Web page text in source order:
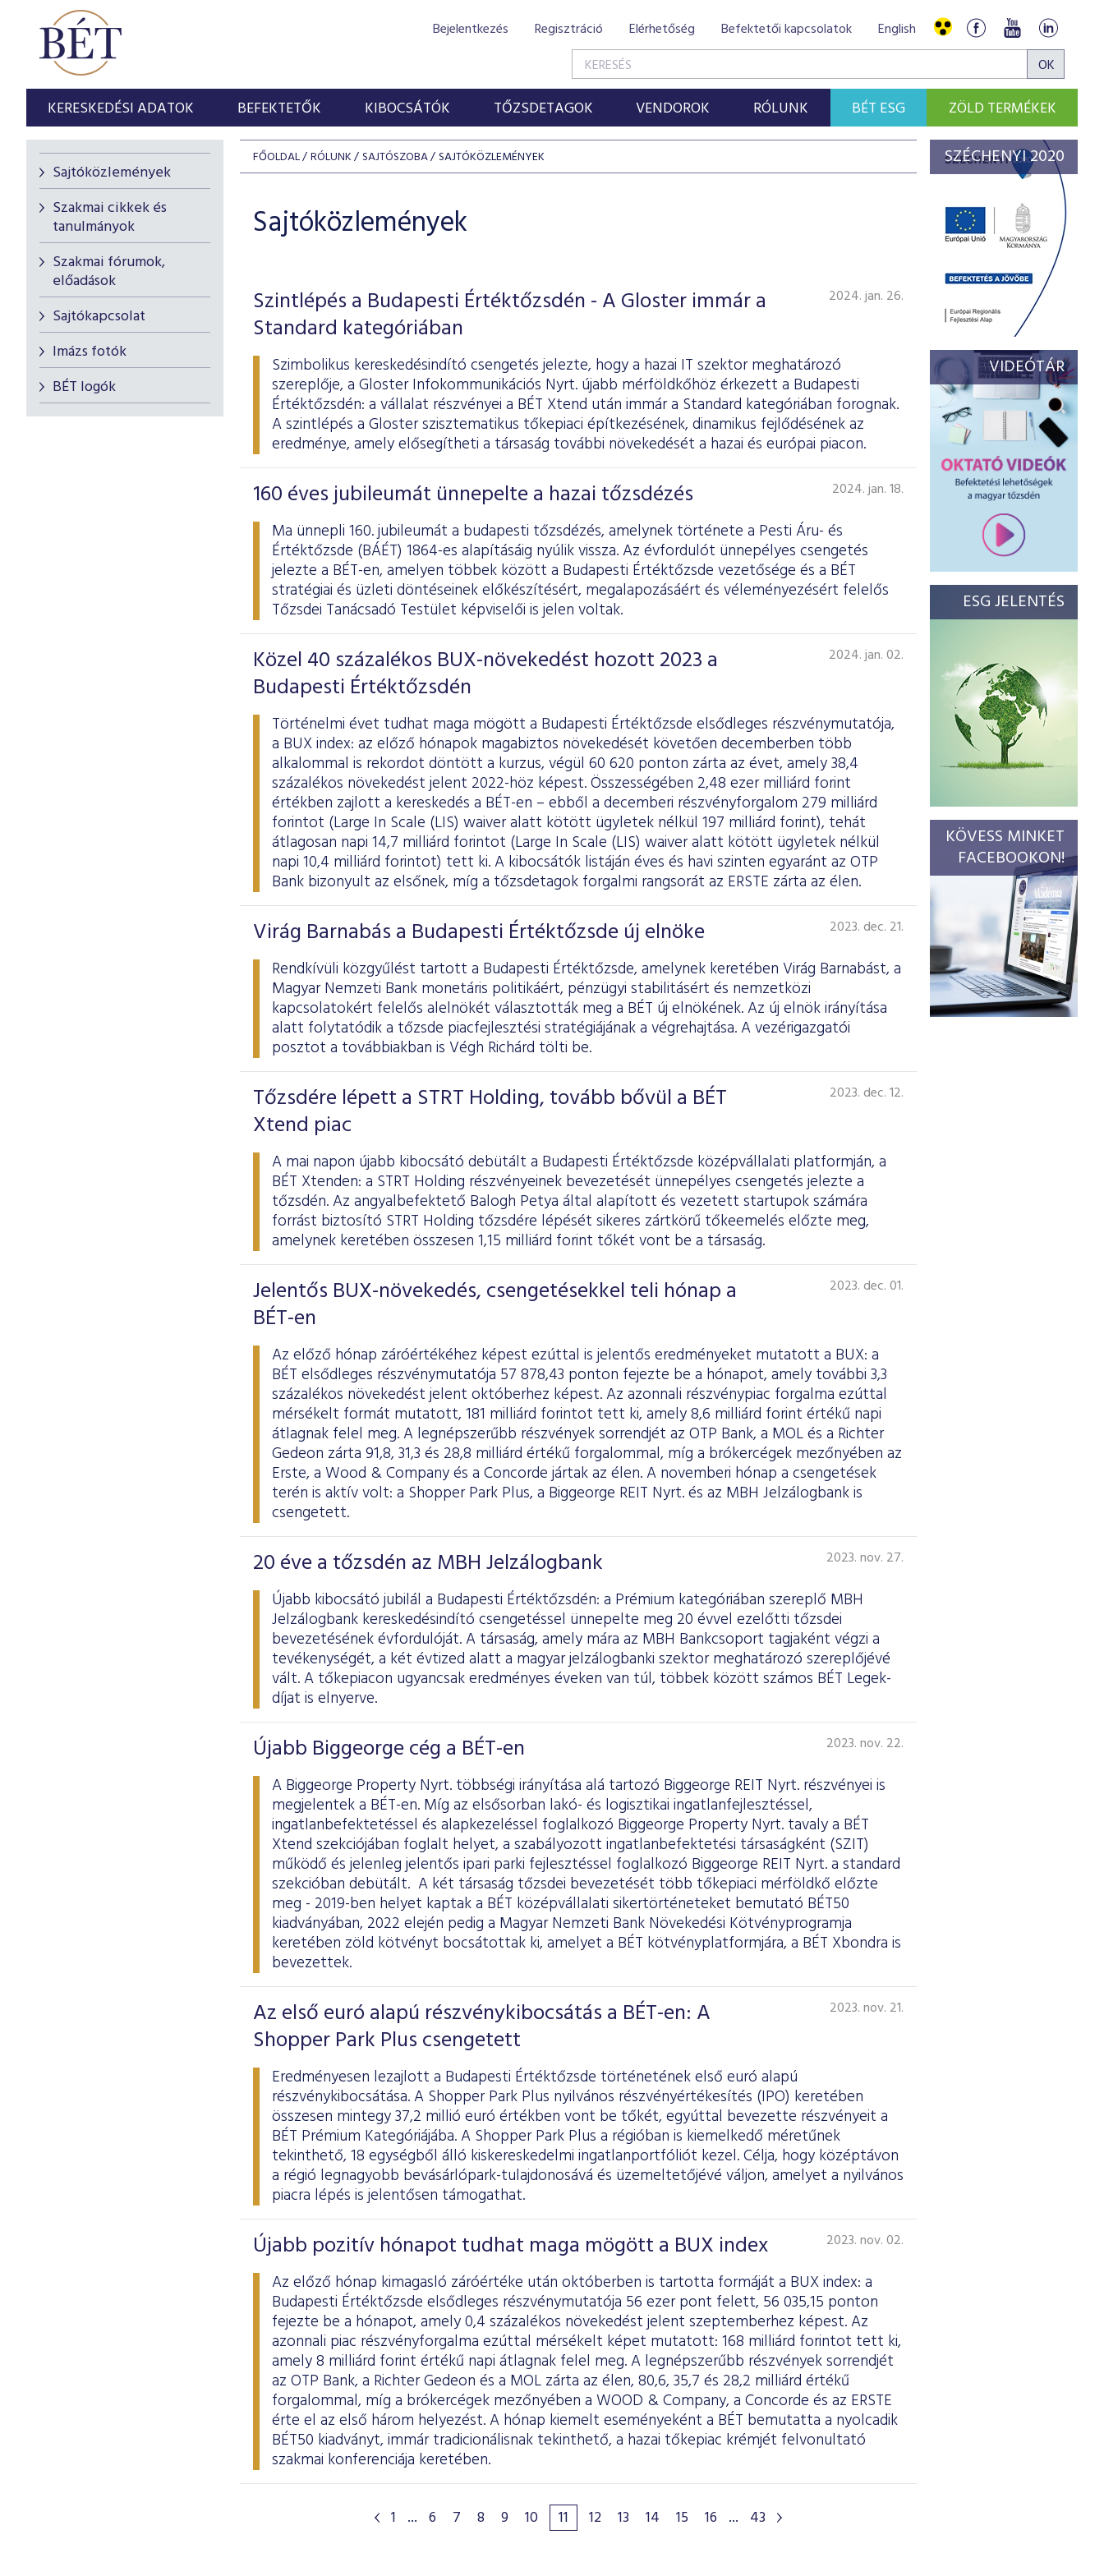
Bejelentkezés Regisztráció Elérhetőség Befektetői kapcsolatok English
KERESKEDÉSI ADATOK BEFEKTETŐK KIBOCSÁTÓK TŐZSDETAGOK VENDOROK RÓLUNK BÉT ESG ZÖLD TERMÉKEK
Sajtóközlemények
Szakmai cikkek és
tanulmányok
Szakmai fórumok,
előadások
Sajtókapcsolat
Imázs fotók
BÉT logók
FŐOLDAL RÓLUNK SAJTÓSZOBA SAJTÓKÖZLEMÉNYEK
Sajtóközlemények
Szintlépés a Budapesti Értéktőzsdén - A Gloster immár a
Standard kategóriában
2024. jan. 26.
Szimbolikus kereskedésindító csengetés jelezte, hogy a hazai IT szektor meghatározó
szereplője, a Gloster Infokommunikációs Nyrt. újabb mérföldkőhöz érkezett a Budapesti
Értéktőzsdén: a vállalat részvényei a BÉT Xtend után immár a Standard kategóriában forognak.
A szintlépés a Gloster szisztematikus tőkepiaci építkezésének, dinamikus fejlődésének az
eredménye, amely elősegítheti a társaság további növekedését a hazai és európai piacon.
160 éves jubileumát ünnepelte a hazai tőzsdézés 2024. jan. 18.
Ma ünnepli 160. jubileumát a budapesti tőzsdézés, amelynek története a Pesti Áru- és
Értéktőzsde (BÁÉT) 1864-es alapításáig nyúlik vissza. Az évfordulót ünnepélyes csengetés
jelezte a BÉT-en, amelyen többek között a Budapesti Értéktőzsde vezetősége és a BÉT
stratégiai és üzleti döntéseinek előkészítésért, megalapozásáért és véleményezésért felelős
Tőzsdei Tanácsadó Testület képviselői is jelen voltak.
Közel 40 százalékos BUX-növekedést hozott 2023 a
Budapesti Értéktőzsdén
2024. jan. 02.
Történelmi évet tudhat maga mögött a Budapesti Értéktőzsde elsődleges részvénymutatója,
a BUX index: az előző hónapok magabiztos növekedését követően decemberben több
alkalommal is rekordot döntött a kurzus, végül 60 620 ponton zárta az évet, amely 38,4
százalékos növekedést jelent 2022-höz képest. Összességében 2,48 ezer milliárd forint
értékben zajlott a kereskedés a BÉT-en – ebből a decemberi részvényforgalom 279 milliárd
forintot (Large In Scale (LIS) waiver alatt kötött ügyletek nélkül 197 milliárd forint), tehát
átlagosan napi 14,7 milliárd forintot (Large In Scale (LIS) waiver alatt kötött ügyletek nélkül
napi 10,4 milliárd forintot) tett ki. A kibocsátók listáján éves és havi szinten egyaránt az OTP
Bank bizonyult az elsőnek, míg a tőzsdetagok forgalmi rangsorát az ERSTE zárta az élen.
Virág Barnabás a Budapesti Értéktőzsde új elnöke 2023. dec. 21.
Rendkívüli közgyűlést tartott a Budapesti Értéktőzsde, amelynek keretében Virág Barnabást, a
Magyar Nemzeti Bank monetáris politikáért, pénzügyi stabilitásért és nemzetközi
kapcsolatokért felelős alelnökét választották meg a BÉT új elnökének. Az új elnök irányítása
alatt folytatódik a tőzsde piacfejlesztési stratégiájának a végrehajtása. A vezérigazgatói
posztot a továbbiakban is Végh Richárd tölti be.
Tőzsdére lépett a STRT Holding, tovább bővül a BÉT
Xtend piac
2023. dec. 12.
A mai napon újabb kibocsátó debütált a Budapesti Értéktőzsde középvállalati platformján, a
BÉT Xtenden: a STRT Holding részvényeinek bevezetését ünnepélyes csengetés jelezte a
tőzsdén. Az angyalbefektető Balogh Petya által alapított és vezetett startupok számára
forrást biztosító STRT Holding tőzsdére lépését sikeres zártkörű tőkeemelés előzte meg,
amelynek keretében összesen 1,15 milliárd forint tőkét vont be a társaság.
Jelentős BUX-növekedés, csengetésekkel teli hónap a
BÉT-en
2023. dec. 01.
Az előző hónap záróértékéhez képest ezúttal is jelentős eredményeket mutatott a BUX: a
BÉT elsődleges részvénymutatója 57 878,43 ponton fejezte be a hónapot, amely további 3,3
százalékos növekedést jelent októberhez képest. Az azonnali részvénypiac forgalma ezúttal
mérsékelt formát mutatott, 181 milliárd forintot tett ki, amely 8,6 milliárd forint értékű napi
átlagnak felel meg. A legnépszerűbb részvények sorrendjét az OTP Bank, a MOL és a Richter
Gedeon zárta 91,8, 31,3 és 28,8 milliárd értékű forgalommal, míg a brókercégek mezőnyében az
Erste, a Wood & Company és a Concorde jártak az élen. A novemberi hónap a csengetések
terén is aktív volt: a Shopper Park Plus, a Biggeorge REIT Nyrt. és az MBH Jelzálogbank is
csengetett.
20 éve a tőzsdén az MBH Jelzálogbank 2023. nov. 27.
Újabb kibocsátó jubilál a Budapesti Értéktőzsdén: a Prémium kategóriában szereplő MBH
Jelzálogbank kereskedésindító csengetéssel ünnepelte meg 20 évvel ezelőtti tőzsdei
bevezetésének évfordulóját. A társaság, amely mára az MBH Bankcsoport tagjaként végzi a
tevékenységét, a két évtized alatt a magyar jelzálogbanki szektor meghatározó szereplőjévé
vált. A tőkepiacon ugyancsak eredményes éveken van túl, többek között számos BÉT Legek-
díjat is elnyerve.
Újabb Biggeorge cég a BÉT-en 2023. nov. 22.
A Biggeorge Property Nyrt. többségi irányítása alá tartozó Biggeorge REIT Nyrt. részvényei is
megjelentek a BÉT-en. Míg az elsősorban lakó- és logisztikai ingatlanfejlesztéssel,
ingatlanbefektetéssel és alapkezeléssel foglalkozó Biggeorge Property Nyrt. tavaly a BÉT
Xtend szekciójában foglalt helyet, a szabályozott ingatlanbefektetési társaságként (SZIT)
működő és jelenleg jelentős ipari parki fejlesztéssel foglalkozó Biggeorge REIT Nyrt. a standard
szekcióban debütált. A két társaság tőzsdei bevezetését több tőkepiaci mérföldkő előzte
meg - 2019-ben helyet kaptak a BÉT középvállalati sikertörténeteket bemutató BÉT50
kiadványában, 2022 elején pedig a Magyar Nemzeti Bank Növekedési Kötvényprogramja
keretében zöld kötvényt bocsátottak ki, amelyet a BÉT kötvényplatformjára, a BÉT Xbondra is
bevezettek.
Az első euró alapú részvénykibocsátás a BÉT-en: A
Shopper Park Plus csengetett
2023. nov. 21.
Eredményesen lezajlott a Budapesti Értéktőzsde történetének első euró alapú
részvénykibocsátása. A Shopper Park Plus nyilvános részvényértékesítés (IPO) keretében
összesen mintegy 37,2 millió euró értékben vont be tőkét, egyúttal bevezette részvényeit a
BÉT Prémium Kategóriájába. A Shopper Park Plus a régióban is kiemelkedő méretűnek
tekinthető, 18 egységből álló kiskereskedelmi ingatlanportfóliót kezel. Célja, hogy középtávon
a régió legnagyobb bevásárlópark-tulajdonosává és üzemeltetőjévé váljon, amelyet a nyilvános
piacra lépés is jelentősen támogathat.
Újabb pozitív hónapot tudhat maga mögött a BUX index 2023. nov. 02.
Az előző hónap kimagasló záróértéke után októberben is tartotta formáját a BUX index: a
Budapesti Értéktőzsde elsődleges részvénymutatója 56 ezer pont felett, 56 035,15 ponton
fejezte be a hónapot, amely 0,4 százalékos növekedést jelent szeptemberhez képest. Az
azonnali piac részvényforgalma ezúttal mérsékelt képet mutatott: 168 milliárd forintot tett ki,
amely 8 milliárd forint értékű napi átlagnak felel meg. A legnépszerűbb részvények sorrendjét
az OTP Bank, a Richter Gedeon és a MOL zárta az élen, 80,6, 35,7 és 28,2 milliárd értékű
forgalommal, míg a brókercégek mezőnyében a WOOD & Company, a Concorde és az ERSTE
érte el az első három helyezést. A hónap kiemelt eseményeként a BÉT bemutatta a nyolcadik
BÉT50 kiadványt, immár tradicionálisnak tekinthető, a hazai tőkepiac krémjét felvonultató
szakmai konferenciája keretében.
1 ... 6 7 8 9 10 11 12 13 14 15 16 ... 43
SZÉCHENYI 2020
VIDEÓTÁR
ESG JELENTÉS
KÖVESS MINKET
FACEBOOKON!